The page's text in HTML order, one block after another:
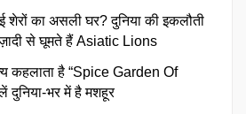
शेरों का असली घर? दुनिया की इकलौती
से घूमते हैं Asiatic Lions
कहलाता है “Spice Garden Of
दुनिया-भर में है मशहूर